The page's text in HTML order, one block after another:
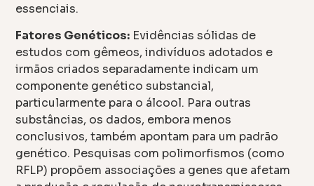
essenciais.
Fatores Genéticos: Evidências sólidas de
estudos com gêmeos, indivíduos adotados e
irmãos criados separadamente indicam um
componente genético substancial,
particularmente para o álcool. Para outras
substâncias, os dados, embora menos
conclusivos, também apontam para um padrão
genético. Pesquisas com polimorfismos (como
RFLP) propõem associações a genes que afetam